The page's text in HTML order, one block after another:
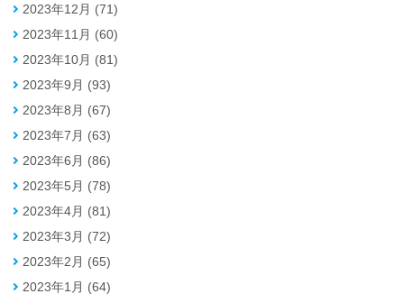
2023年12月 (71)
2023年11月 (60)
2023年10月 (81)
2023年9月 (93)
2023年8月 (67)
2023年7月 (63)
2023年6月 (86)
2023年5月 (78)
2023年4月 (81)
2023年3月 (72)
2023年2月 (65)
2023年1月 (64)